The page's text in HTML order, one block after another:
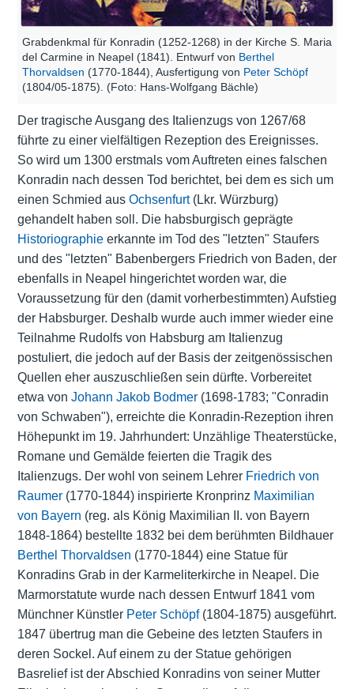
Grabdenkmal für Konradin (1252-1268) in der Kirche S. Maria
del Carmine in Neapel (1841). Entwurf von Berthel
Thorvaldsen (1770-1844), Ausfertigung von Peter Schöpf
(1804/05-1875). (Foto: Hans-Wolfgang Bächle)
Der tragische Ausgang des Italienzugs von 1267/68
führte zu einer vielfältigen Rezeption des Ereignisses.
So wird um 1300 erstmals vom Auftreten eines falschen
Konradin nach dessen Tod berichtet, bei dem es sich um
einen Schmied aus Ochsenfurt(Lkr. Würzburg)
gehandelt haben soll. Die habsburgisch geprägte
Historiographieerkannte im Tod des "letzten" Staufers
und des "letzten" Babenbergers Friedrich von Baden, der
ebenfalls in Neapel hingerichtet worden war, die
Voraussetzung für den (damit vorherbestimmten) Aufstieg
der Habsburger. Deshalb wurde auch immer wieder eine
Teilnahme Rudolfs von Habsburg am Italienzug
postuliert, die jedoch auf der Basis der zeitgenössischen
Quellen eher auszuschließen sein dürfte. Vorbereitet
etwa von Johann Jakob Bodmer(1698-1783; "Conradin
von Schwaben"), erreichte die Konradin-Rezeption ihren
Höhepunkt im 19. Jahrhundert: Unzählige Theaterstücke,
Romane und Gemälde feierten die Tragik des
Italienzugs. Der wohl von seinem Lehrer Friedrich von
Raumer(1770-1844) inspirierte Kronprinz Maximilian
von Bayern (reg. als König Maximilian II. von Bayern
1848-1864) bestellte 1832 bei dem berühmten Bildhauer
Berthel Thorvaldsen (1770-1844) eine Statue für
Konradins Grab in der Karmeliterkirche in Neapel. Die
Marmorstatute wurde nach dessen Entwurf 1841 vom
Münchner Künstler Peter Schöpf(1804-1875) ausgeführt.
1847 übertrug man die Gebeine des letzten Staufers in
deren Sockel. Auf einem zu der Statue gehörigen
Basrelief ist der Abschied Konradins von seiner Mutter